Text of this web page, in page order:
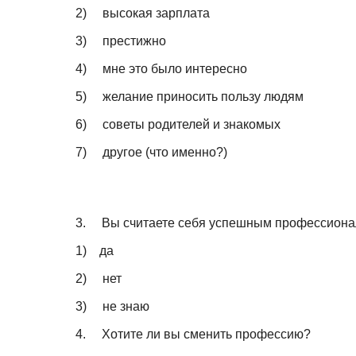
2) высокая зарплата
3) престижно
4) мне это было интересно
5) желание приносить пользу людям
6) советы родителей и знакомых
7) другое (что именно?)
3. Вы считаете себя успешным
1) да
2) нет
3) не знаю
4. Хотите ли вы сменить профессию?